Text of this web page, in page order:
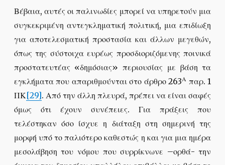
Βέβαια, αυτές οι παλινωδίες μπορεί να υπηρετούν μια
συγκεκριμένη αντεγκληματική πολιτική, μια επιδίωξη
για αποτελεσματική προστασία και άλλων μεγεθών,
όπως της σύστοιχα ευρέως προσδιοριζόμενης ποινικά
προστατευτέας «δημόσιας» περιουσίας με βάση τα
εγκλήματα που απαριθμούνται στο άρθρο 263Α παρ. 1
ΠΚ[29]. Από την άλλη πλευρά, πρέπει να είναι σαφές
όμως ότι έχουν συνέπειες. Για πράξεις που
τελέστηκαν όσο ίσχυε η διάταξη στη σημερινή της
μορφή υπό το παλιότερο καθεστώς η και για μια ημέρα
μεσολάβηση του νόμου που συρρίκνωνε –ορθά- την